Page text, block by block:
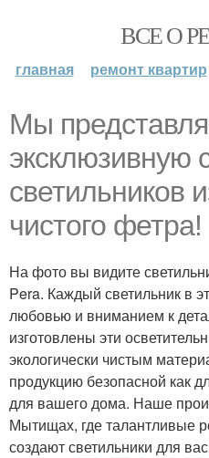
ВСЕ О
главная ремонт квартир
Мы
эксклюзивную
светильников
чистого фетра!
На фото вы видите
Pera. Каждый светильник в
любовью и вниманием к
изготовлены эти
экологически чистым
продукцию безопасной как
для вашего дома. Наше
Мытищах, где талантливые
создают светильники для вас